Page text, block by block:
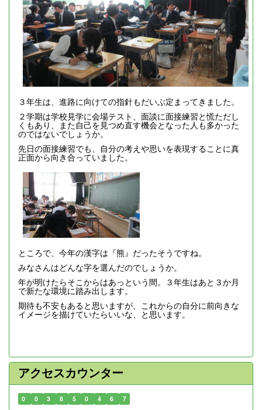
３年生は、進路に向けての指針もだいぶ定まってきました。
２学期は学校見学に会場テスト、面談に面接練習と慌ただし
くもあり、また自己を見つめ直す機会となった人も多かった
のではないでしょうか。
先日の面接練習でも、自分の考えや思いを表現することに真
正面から向き合っていました。
ところで、今年の漢字は『熊』だったそうですね。
みなさんはどんな字を選んだのでしょうか。
年が明けたらそこからはあっという間。３年生はあと３か月
で新たな環境に踏み出します。
期待も不安もあると思いますが、これからの自分に前向きな
イメージを描けていたらいいな、と思います。
アクセスカウンター
0 0 3 8 5 0 4 6 7